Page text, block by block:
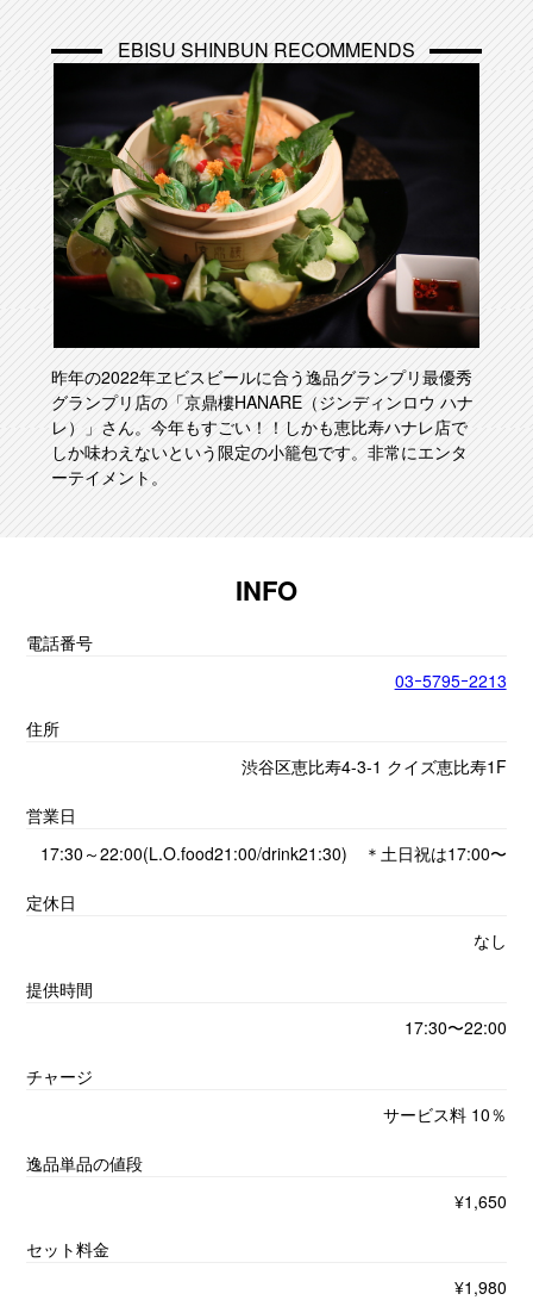
EBISU SHINBUN RECOMMENDS
昨年の2022年ヱビスビールに合う逸品グランプリ最優秀
グランプリ店の「京鼎樓HANARE（ジンディンロウ ハナ
レ）」さん。今年もすごい！！しかも恵比寿ハナレ店で
しか味わえないという限定の小籠包です。非常にエンタ
ーテイメント。
INFO
電話番号
03ｰ5795ｰ2213
住所
渋谷区恵比寿4-3-1 クイズ恵比寿1F
営業日
17:30～22:00(L.O.food21:00/drink21:30) ＊土日祝は17:00〜
定休日
なし
提供時間
17:30〜22:00
チャージ
サービス料 10％
逸品単品の値段
¥1,650
セット料金
¥1,980